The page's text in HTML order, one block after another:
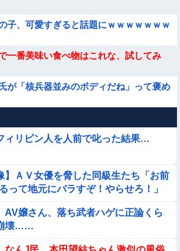
子、可愛すぎると話題にｗｗｗｗｗｗｗ
一番美味い食べ物はこれな、試してみ
「核兵器並みのボディだね」って褒め
襲われた男性、とんでもない方法で制圧
てるけど実際は『雲泥の差』があるも
が強制わいせつで捕まって謝罪の手紙が
ト女、クッソせこい『ツマミ食い』をし
パイぽっちゃり女さん、配信がヱ口すぎ
ィリピン人を人前で叱った結果…
】ＡＶ女優を脅した同級生たち「お前
って地元にバラすぞ！やらせろ！」
AV嬢さん、落ち武者ハゲに正論くら
壊……